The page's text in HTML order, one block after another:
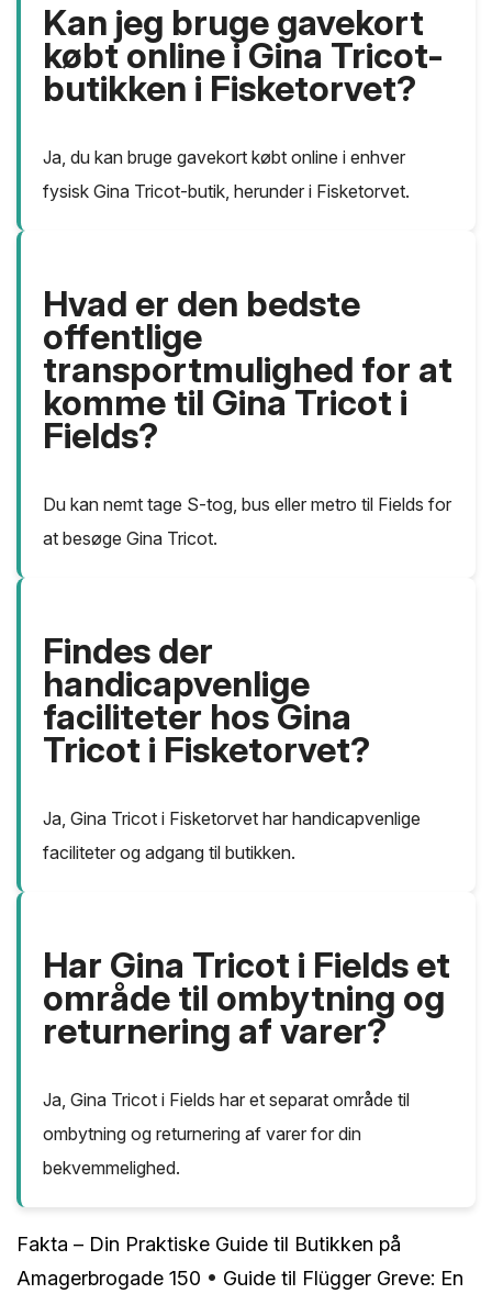
Kan jeg bruge gavekort
købt online i Gina Tricot-
butikken i Fisketorvet?
Ja, du kan bruge gavekort købt online i enhver
fysisk Gina Tricot-butik, herunder i Fisketorvet.
Hvad er den bedste
offentlige
transportmulighed for at
komme til Gina Tricot i
Fields?
Du kan nemt tage S-tog, bus eller metro til Fields for
at besøge Gina Tricot.
Findes der
handicapvenlige
faciliteter hos Gina
Tricot i Fisketorvet?
Ja, Gina Tricot i Fisketorvet har handicapvenlige
faciliteter og adgang til butikken.
Har Gina Tricot i Fields et
område til ombytning og
returnering af varer?
Ja, Gina Tricot i Fields har et separat område til
ombytning og returnering af varer for din
bekvemmelighed.
Fakta – Din Praktiske Guide til Butikken på
Amagerbrogade 150 • Guide til Flügger Greve: En